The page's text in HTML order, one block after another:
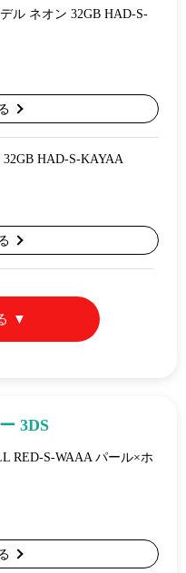
ル ネオン 32GB HAD-S-
HAD-S-KAYAA
3DS
RED-S-WAAA パール×ホ